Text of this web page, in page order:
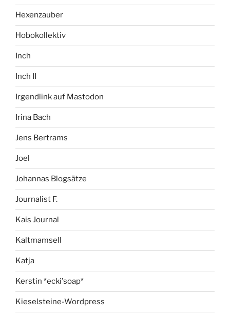
Hexenzauber
Hobokollektiv
Inch
Inch II
Irgendlink auf Mastodon
Irina Bach
Jens Bertrams
Joel
Johannas Blogsätze
Journalist F.
Kais Journal
Kaltmamsell
Katja
Kerstin *ecki'soap*
Kieselsteine-Wordpress